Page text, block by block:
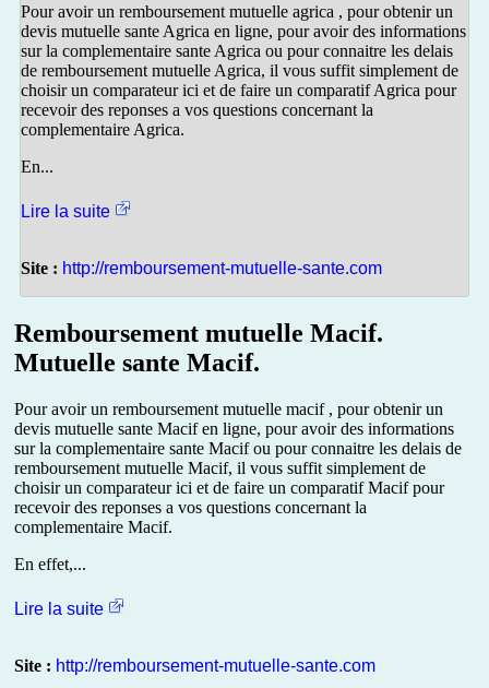
Pour avoir un remboursement mutuelle agrica , pour obtenir un
devis mutuelle sante Agrica en ligne, pour avoir des informations
sur la complementaire sante Agrica ou pour connaitre les delais
de remboursement mutuelle Agrica, il vous suffit simplement de
choisir un comparateur ici et de faire un comparatif Agrica pour
recevoir des reponses a vos questions concernant la
complementaire Agrica.
En...
Lire la suite
Site : http://remboursement-mutuelle-sante.com
Remboursement mutuelle Macif.
Mutuelle sante Macif.
Pour avoir un remboursement mutuelle macif , pour obtenir un
devis mutuelle sante Macif en ligne, pour avoir des informations
sur la complementaire sante Macif ou pour connaitre les delais de
remboursement mutuelle Macif, il vous suffit simplement de
choisir un comparateur ici et de faire un comparatif Macif pour
recevoir des reponses a vos questions concernant la
complementaire Macif.
En effet,...
Lire la suite
Site : http://remboursement-mutuelle-sante.com